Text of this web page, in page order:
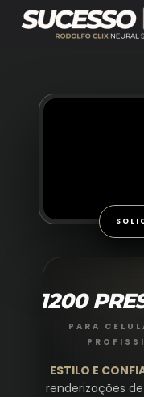
1200
PARA
ESTILO E
renderizações